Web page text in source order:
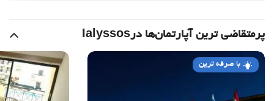
پرمتقاضی ترین آپارتمان‌‌ها درIalyssos
با صرفه ترین